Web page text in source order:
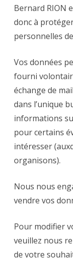
Bernard RION
donc à
personnelles
Vos données
fourni
échange de
dans l’unique
informations
pour certains
intéresser
organisons).
Nous nous
vendre vos
Pour modifier
veuillez nous
de votre